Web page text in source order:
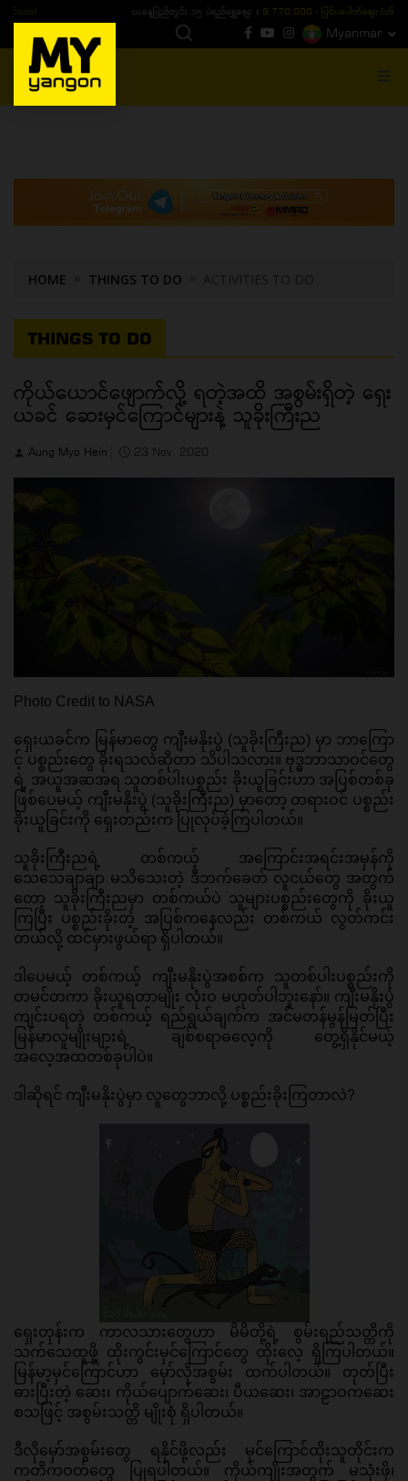
ယနေ့ပြည်တွင်း ၁၅ ပဲရည်ရွှေဈေး :3,770,000 - ပြင်ပပေါက်စျေး (၁၆ ပဲရည် တစ်ကျပ်
Myanmar
MENU
HOME THINGS TO DO ACTIVITIES TO DO
THINGS TO DO
ကိုယ်ယောင်ဖျောက်လို့ ရတဲ့အထိ အစွမ်းရှိတဲ့ ရှေး
ယခင် ဆေးမှင်ကြောင်များနဲ့ သူခိုးကြီးည
Aung Myo Hein 23 Nov, 2020
Photo Credit to NASA
ရှေးယခင်က မြန်မာတွေ ကျီးမနိုးပွဲ (သူခိုးကြီးည) မှာ ဘာကြော
င့် ပစ္စည်းတွေ ခိုးရသလဲဆိုတာ သိပါသလား။ ဗုဒ္ဓဘာသာဝင်တွေ
ရဲ့ အယူအဆအရ သူတစ်ပါးပစ္စည်း ခိုးယူခြင်းဟာ အပြစ်တစ်ခု
ဖြစ်ပေမယ့် ကျီးမနိုးပွဲ (သူခိုးကြီးည) မှာတော့ တရားဝင် ပစ္စည်း
ခိုးယူခြင်းကို ရှေးတည်းက ပြုလုပ်ခဲ့ကြပါတယ်။
သူခိုးကြီးညရဲ့ တစ်ကယ့် အကြောင်းအရင်းအမှန်ကို
သေသေချာချာ မသိသေးတဲ့ ဒီဘက်ခေတ် လူငယ်တွေ အတွက်
တော့ သူခိုးကြီးညမှာ တစ်ကယ်ပဲ သူများပစ္စည်းတွေကို ခိုးယူ
ကြပြီး ပစ္စည်းခိုးတဲ့ အပြစ်ကနေလည်း တစ်ကယ် လွတ်ကင်း
တယ်လို့ ထင်မှားဖွယ်ရာ ရှိပါတယ်။
ဒါပေမယ့် တစ်ကယ့် ကျီးမနိုးပွဲအစစ်က သူတစ်ပါးပစ္စည်းကို
တမင်တကာ ခိုးယူရတာမျိုး လုံးဝ မဟုတ်ပါဘူးနော်။ ကျီးမနိုးပွဲ
ကျင်းပရတဲ့ တစ်ကယ့် ရည်ရွယ်ချက်က အင်မတန်မွန်မြတ်ပြီး
မြန်မာလူမျိုးများရဲ့ ချစ်စရာဓလေ့ကို တွေ့ရှိနိုင်မယ့်
အလေ့အထတစ်ခုပါပဲ။
ဒါဆိုရင် ကျီးမနိုးပွဲမှာ လူတွေဘာလို့ ပစ္စည်းခိုးကြတာလဲ?
ရှေးတုန်းက ကာလသားတွေဟာ မိမိတို့ရဲ့ စွမ်းရည်သတ္တိကို
သက်သေထူဖို့ ထိုးကွင်းမှင်ကြောင်တွေ ထိုးလေ့ ရှိကြပါတယ်။
မြန်မာ့မှင်ကြောင်ဟာ မှော်လိုအစွမ်း ထက်ပါတယ်။ တုတ်ပြီး
ဓားပြီးတဲ့ ဆေး၊ ကိုယ်ပျောက်ဆေး၊ ပီယဆေး၊ အာဠာဝကဆေး
စသဖြင့် အစွမ်းသတ္တိ မျိုးစုံ ရှိပါတယ်။
ဒီလိုမှော်အစွမ်းတွေ ရနိုင်ဖို့လည်း မှင်ကြောင်ထိုးသူတိုင်းက
ကတိကဝတ်တွေ ပြုရပါတယ်။ ကိုယ်ကျိုးအတွက် မသုံးဖို၊